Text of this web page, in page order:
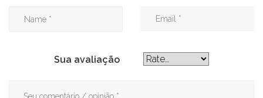
Sua avaliação